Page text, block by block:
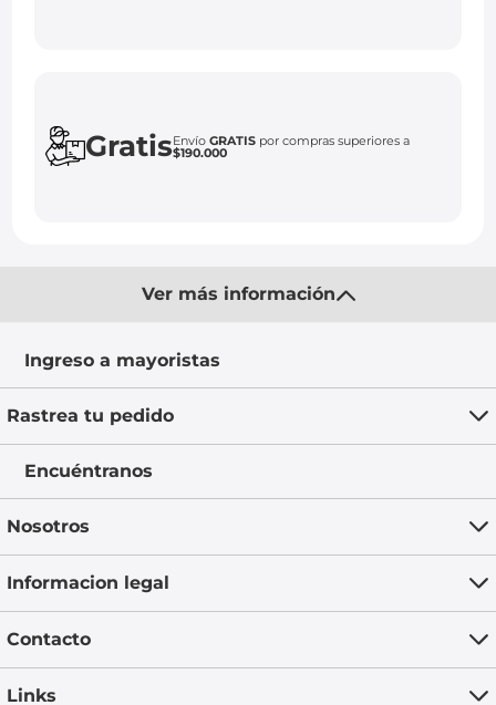
GratisEnvíoGRATIS por compras superiores a
$190.000
Ver más información
Ingreso a mayoristas
Rastrea tu pedido
Encuéntranos
Nosotros
Informacion legal
Contacto
Links